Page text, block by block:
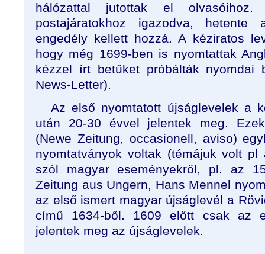
hálózattal jutottak el
postajáratokhoz igazodva,
engedély kellett hozzá. A kéziratos
hogy még 1699-ben is nyomtattak
kézzel írt betűket próbálták nyomdai
News-Letter).
Az első nyomtatott újságlevelek a
után 20-30 évvel jelentek meg.
(Newe Zeitung, occasionell, aviso)
nyomtatványok voltak (témájuk volt
szól magyar eseményekről, pl. az
Zeitung aus Ungern, Hans Mennel
az első ismert magyar újságlevél a
című 1634-ből. 1609 előtt csak az
jelentek meg az újságlevelek.